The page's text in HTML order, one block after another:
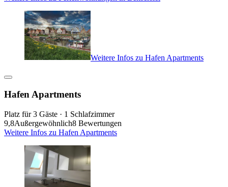
Weitere Infos zu Hafen Apartments
Hafen Apartments
Platz für 3 Gäste · 1 Schlafzimmer
9,8Außergewöhnlich8 Bewertungen
Weitere Infos zu Hafen Apartments